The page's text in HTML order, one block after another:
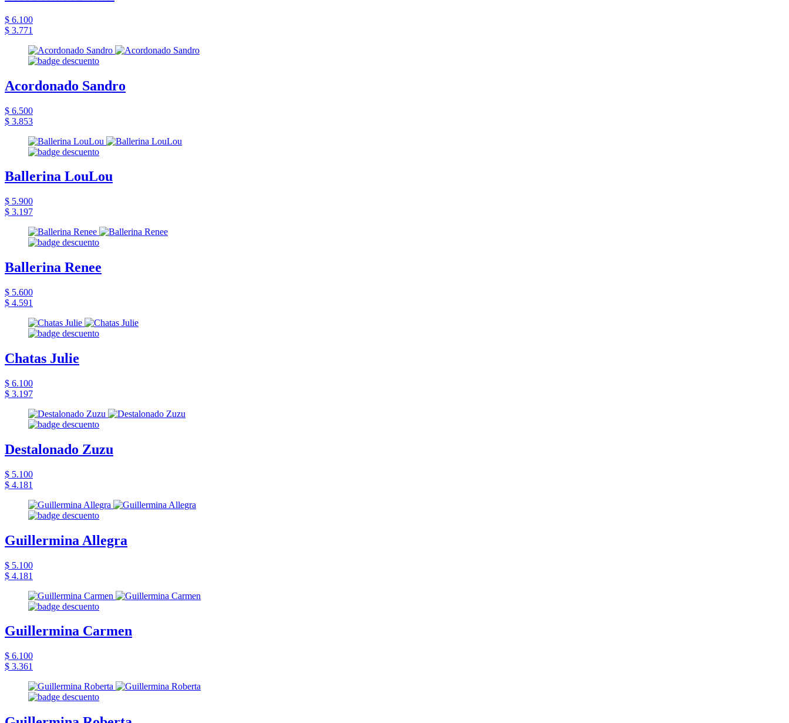
$ 6.100
$ 3.771
Acordonado Sandro
$ 6.500
$ 3.853
Ballerina LouLou
$ 5.900
$ 3.197
Ballerina Renee
$ 5.600
$ 4.591
Chatas Julie
$ 6.100
$ 3.197
Destalonado Zuzu
$ 5.100
$ 4.181
Guillermina Allegra
$ 5.100
$ 4.181
Guillermina Carmen
$ 6.100
$ 3.361